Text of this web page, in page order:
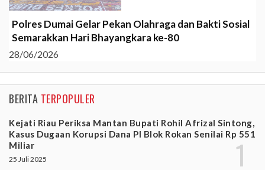
Polres Dumai Gelar Pekan Olahraga dan Bakti Sosial
Semarakkan Hari Bhayangkara ke-80
28/06/2026
BERITA TERPOPULER
Kejati Riau Periksa Mantan Bupati Rohil Afrizal Sintong,
Kasus Dugaan Korupsi Dana PI Blok Rokan Senilai Rp 551
Miliar
25 Juli 2025